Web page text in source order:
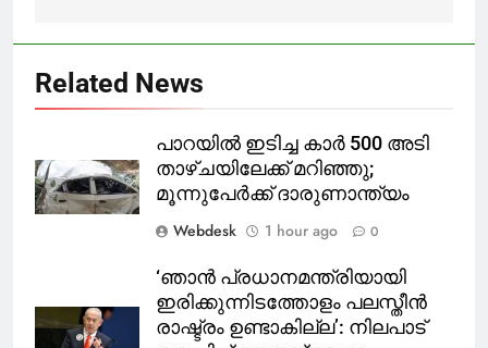
Related News
പാറയിൽ ഇടിച്ച കാർ 500 അടി
താഴ്ചയിലേക്ക് മറിഞ്ഞു;
മൂന്നുപേർക്ക് ദാരുണാന്ത്യം
Webdesk
1 hour ago 0
‘ഞാൻ പ്രധാനമന്ത്രിയായി
ഇരിക്കുന്നിടത്തോളം പലസ്തീൻ
രാഷ്ട്രം ഉണ്ടാകില്ല’: നിലപാട്